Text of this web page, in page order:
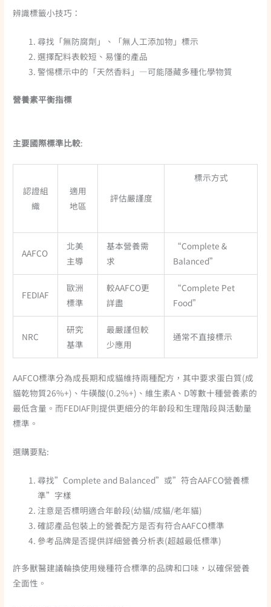
辨識標籤小技巧：
尋找「無防腐劑」、「無人工添加物」標示
選擇配料表較短、易懂的產品
警惕標示中的「天然香料」—可能隱藏多種化學物質
營養素平衡指標
主要國際標準比較:
認證組
織
適用
地區
評估嚴謹度
標示方式
AAFCO
北美
主導
基本營養需
求
“Complete &
Balanced”
FEDIAF
歐洲
標準
較AAFCO更
詳盡
“Complete Pet
Food”
NRC
研究
基準
最嚴謹但較
少應用
通常不直接標示
AAFCO標準分為成長期和成貓維持兩種配方，其中要求蛋白質(成
貓乾物質26%+)、牛磺酸(0.2%+)、維生素A、D等數十種營養素的
最低含量。而FEDIAF則提供更細分的年齡段和生理階段與活動量
標準。
選購要點:
尋找”Complete and Balanced”或”符合AAFCO營養標
準”字樣
注意是否標明適合年齡段(幼貓/成貓/老年貓)
確認產品包裝上的營養配方是否有符合AAFCO標準
參考品牌是否提供詳細營養分析表(超越最低標準)
許多獸醫建議輪換使用幾種符合標準的品牌和口味，以確保營養
全面性。